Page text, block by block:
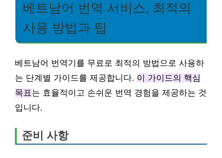
베트남어 번역 서비스, 최적의
사용 방법과 팁
베트남어 번역기를 무료로 최적의 방법으로 사용하
는 단계별 가이드를 제공합니다. 이 가이드의 핵심
목표는 효율적이고 손쉬운 번역 경험을 제공하는 것
입니다.
준비 사항